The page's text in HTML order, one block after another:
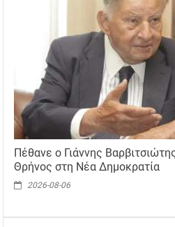
Πέθανε ο Γιάννης
Θρήνος στη Νέα Δημοκρατία
2026-08-06